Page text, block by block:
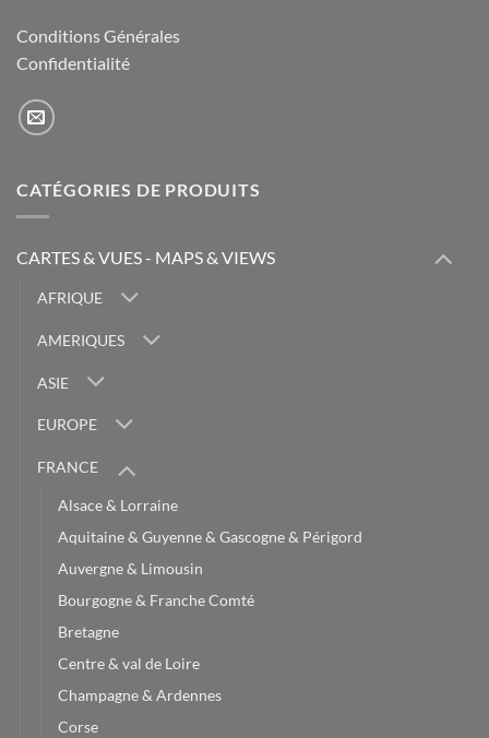
Conditions Générales
Confidentialité
CATÉGORIES DE PRODUITS
CARTES & VUES - MAPS & VIEWS
AFRIQUE
AMERIQUES
ASIE
EUROPE
FRANCE
Alsace & Lorraine
Aquitaine & Guyenne & Gascogne & Périgord
Auvergne & Limousin
Bourgogne & Franche Comté
Bretagne
Centre & val de Loire
Champagne & Ardennes
Corse